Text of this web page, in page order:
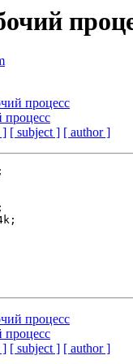
процесс
процесс
] [ subject ] [ author ]
процесс
процесс
] [ subject ] [ author ]